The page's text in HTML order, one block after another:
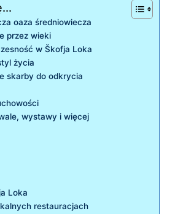
oaza średniowiecza
przez wieki
w​ Škofja ‌Loka
życia
skarby do odkrycia
wystawy i więcej
Loka
⁢restauracjach